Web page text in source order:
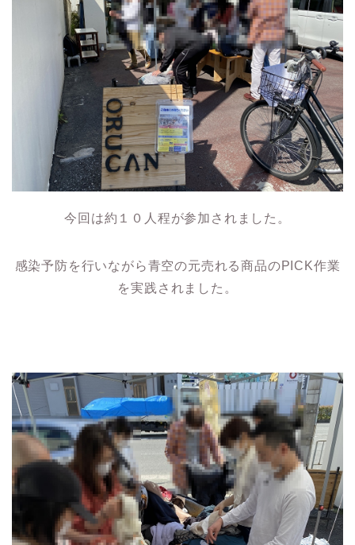
今回は約１０人程が参加されました。
感染予防を行いながら青空の元売れる商品のPICK作業
を実践されました。